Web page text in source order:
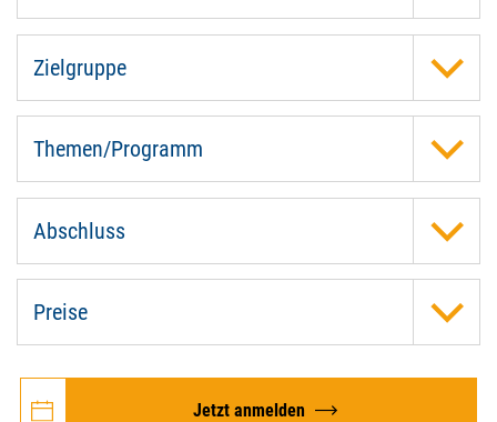
Zielgruppe
Themen/Programm
Abschluss
Preise
Jetzt anmelden